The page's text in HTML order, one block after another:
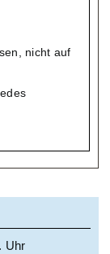
nicht auf
Uhr